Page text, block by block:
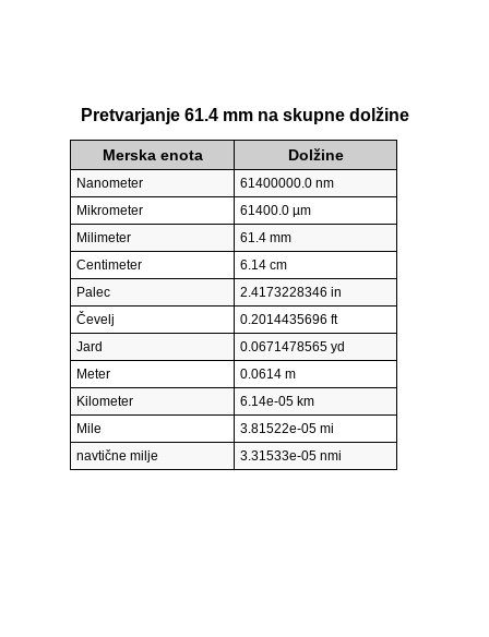
Pretvarjanje 61.4 mm na skupne dolžine
Merska enota Dolžine
Nanometer
61400000.0 nm
Mikrometer
61400.0 µm
Milimeter
61.4 mm
Centimeter
6.14 cm
Palec
2.4173228346 in
Čevelj
0.2014435696 ft
Jard
0.0671478565 yd
Meter
0.0614 m
Kilometer
6.14e-05 km
Mile
3.81522e-05 mi
navtične milje
3.31533e-05 nmi